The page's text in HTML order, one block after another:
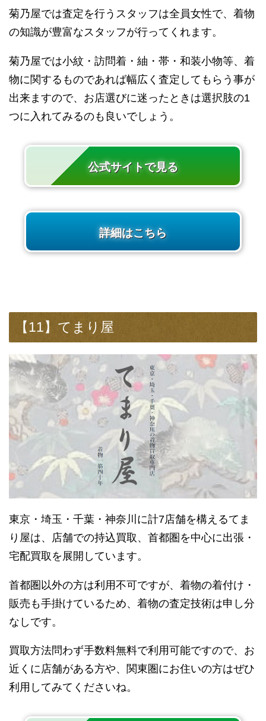
菊乃屋では査定を行うスタッフは全員女性で、着物
の知識が豊富なスタッフが行ってくれます。
菊乃屋では小紋・訪問着・紬・帯・和装小物等、着
物に関するものであれば幅広く査定してもらう事が
出来ますので、お店選びに迷ったときは選択肢の1
つに入れてみるのも良いでしょう。
公式サイトで見る
詳細はこちら
【11】てまり屋
東京・埼玉・千葉・神奈川に計7店舗を構えるてま
り屋は、店舗での持込買取、首都圏を中心に出張・
宅配買取を展開しています。
首都圏以外の方は利用不可ですが、着物の着付け・
販売も手掛けているため、着物の査定技術は申し分
なしです。
買取方法問わず手数料無料で利用可能ですので、お
近くに店舗がある方や、関東圏にお住いの方はぜひ
利用してみてくださいね。